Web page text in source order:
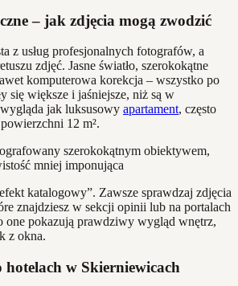
– jak zdjęcia mogą zwodzić
z usług profesjonalnych fotografów, a
zdjęć. Jasne światło, szerokokątne
komputerowa korekcja – wszystko po
się większe i jaśniejsze, niż są w
jak luksusowy apartament, często
12 m².
katalogowy”. Zawsze sprawdzaj zdjęcia
znajdziesz w sekcji opinii lub na portalach
one pokazują prawdziwy wygląd wnętrz,
z okna.
hotelach w Skierniewicach